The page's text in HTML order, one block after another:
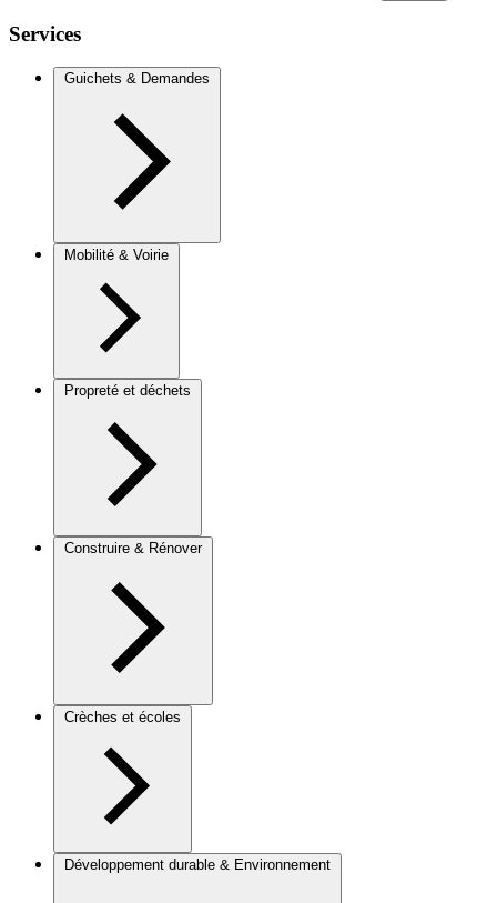
Services
Guichets & Demandes
Mobilité & Voirie
Propreté et déchets
Construire & Rénover
Crèches et écoles
Développement durable & Environnement